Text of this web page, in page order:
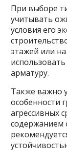
При выборе
учитывать
условия его
этажей или
арматуру.
Также важно
особенности
агрессивных
содержанием